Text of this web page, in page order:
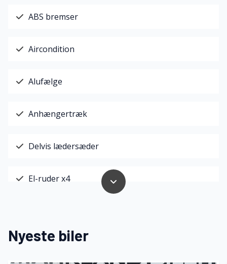
ABS bremser
Aircondition
Alufælge
Anhængertræk
Delvis lædersæder
El-ruder x4
Fjernbetjent centrallås
Nyeste biler